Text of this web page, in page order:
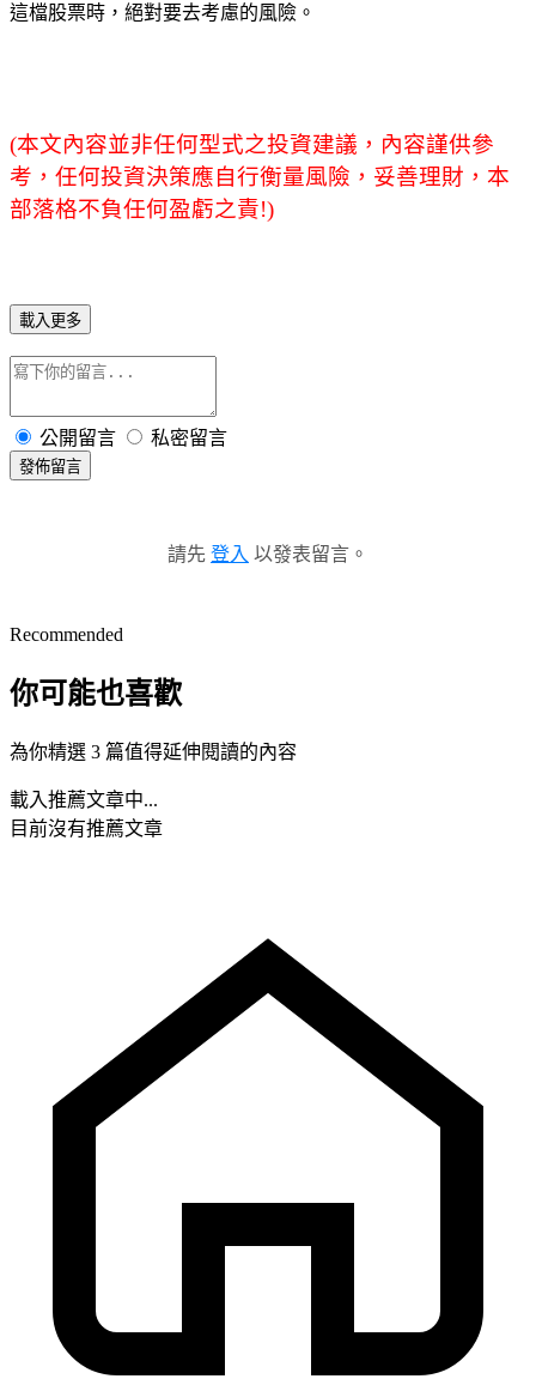
這檔股票時，絕對要去考慮的風險。
(本文內容並非任何型式之投資建議，內容謹供參
考，任何投資決策應自行衡量風險，妥善理財，本
部落格不負任何盈虧之責!)
載入更多
公開留言 私密留言
發佈留言
請先 登入 以發表留言。
Recommended
你可能也喜歡
為你精選 3 篇值得延伸閱讀的內容
載入推薦文章中...
目前沒有推薦文章